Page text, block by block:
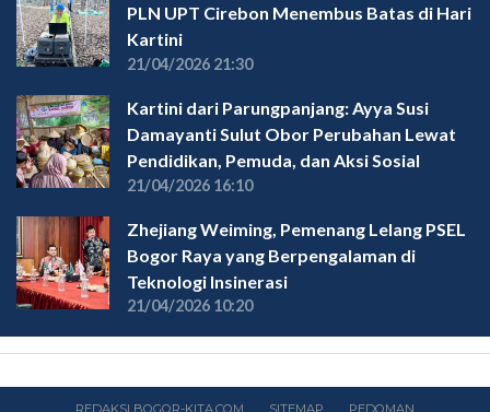
PLN UPT Cirebon Menembus Batas di Hari
Kartini
21/04/2026 21:30
Kartini dari Parungpanjang: Ayya Susi
Damayanti Sulut Obor Perubahan Lewat
Pendidikan, Pemuda, dan Aksi Sosial
21/04/2026 16:10
Zhejiang Weiming, Pemenang Lelang PSEL
Bogor Raya yang Berpengalaman di
Teknologi Insinerasi
21/04/2026 10:20